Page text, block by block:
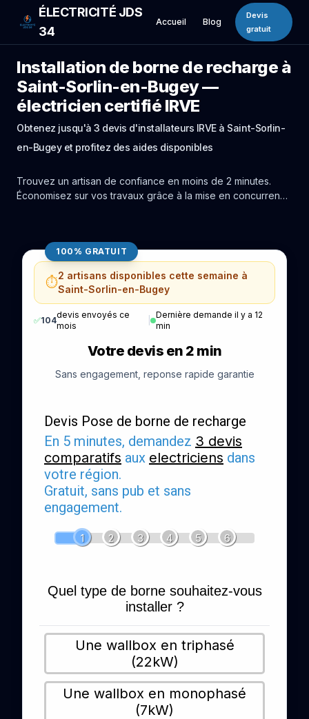
ÉLECTRICITÉ JDS
34
Accueil Blog
Devis
gratuit
Installation de borne de recharge à
Saint-Sorlin-en-Bugey —
électricien certifié IRVE
Obtenez jusqu'à 3 devis d'installateurs IRVE à Saint-Sorlin-
en-Bugey et profitez des aides disponibles
Trouvez un artisan de confiance en moins de 2 minutes.
Économisez sur vos travaux grâce à la mise en concurrence
100% GRATUIT
⏱️2 artisans disponibles cette semaine à
Saint-Sorlin-en-Bugey
✅104
devis envoyés ce
mois
|
Dernière demande il y a 12
min
Votre devis en 2 min
Sans engagement, reponse rapide garantie
Devis Pose de borne de recharge
En 5 minutes, demandez 3 devis
comparatifs aux electriciens dans
votre région.
Gratuit, sans pub et sans
engagement.
1 2 3 4 5 6
Quel type de borne souhaitez-vous
installer ?
Une wallbox en triphasé
(22kW)
Une wallbox en monophasé
(7kW)